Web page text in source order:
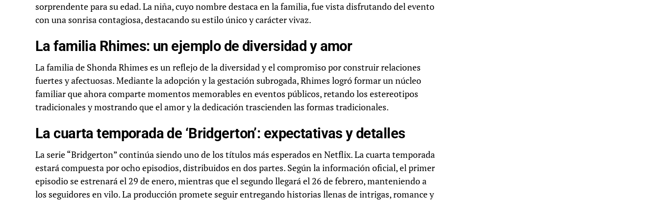
sorprendente para su edad. La niña, cuyo nombre destaca en la familia, fue vista disfrutando del evento
con una sonrisa contagiosa, destacando su estilo único y carácter vivaz.
La familia Rhimes: un ejemplo de diversidad y amor
La familia de Shonda Rhimes es un reflejo de la diversidad y el compromiso por construir relaciones
fuertes y afectuosas. Mediante la adopción y la gestación subrogada, Rhimes logró formar un núcleo
familiar que ahora comparte momentos memorables en eventos públicos, retando los estereotipos
tradicionales y mostrando que el amor y la dedicación trascienden las formas tradicionales.
La cuarta temporada de ‘Bridgerton’: expectativas y detalles
La serie “Bridgerton” continúa siendo uno de los títulos más esperados en Netflix. La cuarta temporada
estará compuesta por ocho episodios, distribuidos en dos partes. Según la información oficial, el primer
episodio se estrenará el 29 de enero, mientras que el segundo llegará el 26 de febrero, manteniendo a
los seguidores en vilo. La producción promete seguir entregando historias llenas de intrigas, romance y